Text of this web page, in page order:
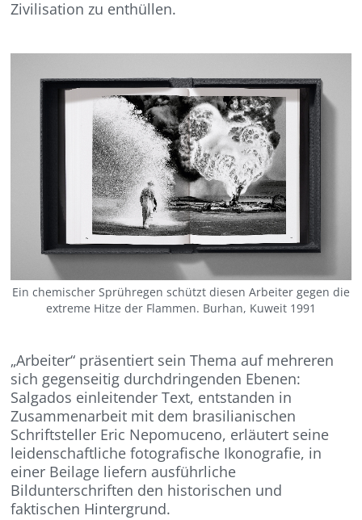
Zivilisation zu enthüllen.
Ein chemischer Sprühregen schützt diesen Arbeiter gegen die
extreme Hitze der Flammen. Burhan, Kuweit 1991
„Arbeiter“ präsentiert sein Thema auf mehreren
sich gegenseitig durchdringenden Ebenen:
Salgados einleitender Text, entstanden in
Zusammenarbeit mit dem brasilianischen
Schriftsteller Eric Nepomuceno, erläutert seine
leidenschaftliche fotografische Ikonografie, in
einer Beilage liefern ausführliche
Bildunterschriften den historischen und
faktischen Hintergrund.